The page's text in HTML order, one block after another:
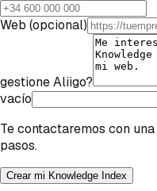
Web (opcional)
gestione Aliigo?
vacío
Te contactaremos con
pasos.
Crear mi Knowledge Index